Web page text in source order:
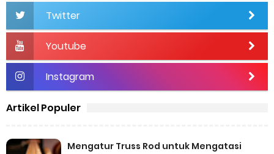
Twitter
Youtube
Instagram
Artikel Populer
Mengatur Truss Rod untuk Mengatasi